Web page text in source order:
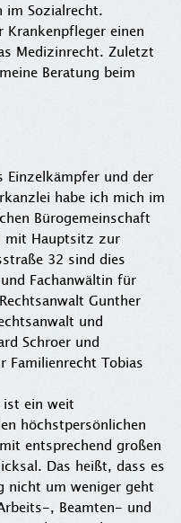
im Sozialrecht.
Krankenpfleger einen
Medizinrecht. Zuletzt
Beratung beim
Einzelkämpfer und der
habe ich mich im
Bürogemeinschaft
mit Hauptsitz zur
32 sind dies
Fachanwältin für
Gunther
und
Schroer und
Familienrecht Tobias
ist ein weit
höchstpersönlichen
entsprechend großen
Das heißt, dass es
nicht um weniger geht
, Beamten- und